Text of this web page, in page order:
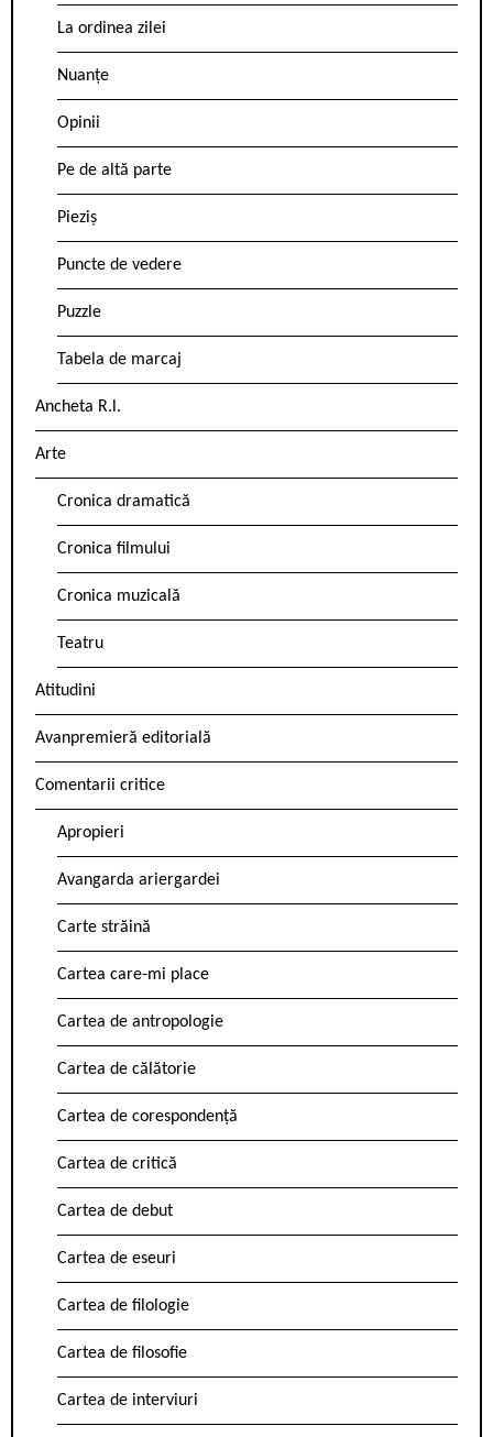
La ordinea zilei
Nuanțe
Opinii
Pe de altă parte
Pieziș
Puncte de vedere
Puzzle
Tabela de marcaj
Ancheta R.l.
Arte
Cronica dramatică
Cronica filmului
Cronica muzicală
Teatru
Atitudini
Avanpremieră editorială
Comentarii critice
Apropieri
Avangarda ariergardei
Carte străină
Cartea care-mi place
Cartea de antropologie
Cartea de călătorie
Cartea de corespondență
Cartea de critică
Cartea de debut
Cartea de eseuri
Cartea de filologie
Cartea de filosofie
Cartea de interviuri